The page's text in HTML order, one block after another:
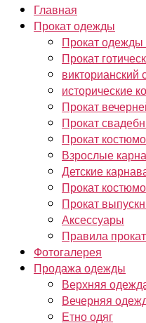
Главная
Прокат одежды
Прокат
Прокат
викторианский
исторические
Прокат
Прокат
Прокат
Взрослые
Детские
Прокат
Прокат
Аксессуары
Правила
Фотогалерея
Продажа одежды
Верхняя
Вечерняя
Етно одяг